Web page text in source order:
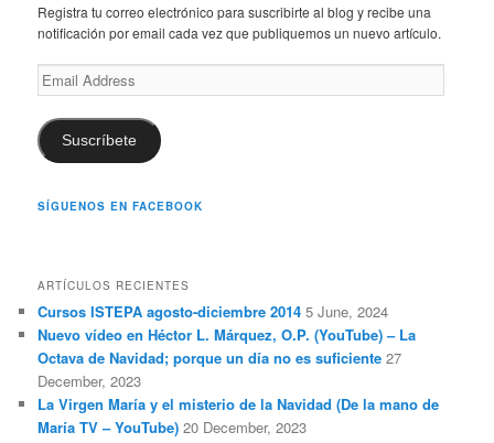
h
Registra tu correo electrónico para suscribirte al blog y recibe una
notificación por email cada vez que publiquemos un nuevo artículo.
Email
Address
Suscríbete
SÍGUENOS EN FACEBOOK
ARTÍCULOS RECIENTES
Cursos ISTEPA agosto-diciembre 2014 5 June, 2024
Nuevo vídeo en Héctor L. Márquez, O.P. (YouTube) – La
Octava de Navidad; porque un día no es suficiente 27
December, 2023
La Virgen María y el misterio de la Navidad (De la mano de
María TV – YouTube) 20 December, 2023